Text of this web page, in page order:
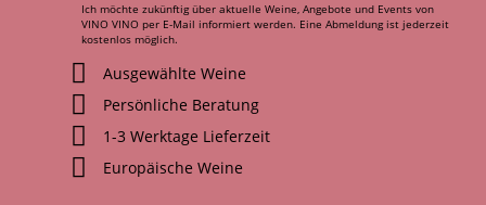
Ich möchte zukünftig über aktuelle Weine, Angebote und Events von
VINO VINO per E-Mail informiert werden. Eine Abmeldung ist jederzeit
kostenlos möglich.
Ausgewählte Weine
Persönliche Beratung
1-3 Werktage Lieferzeit
Europäische Weine